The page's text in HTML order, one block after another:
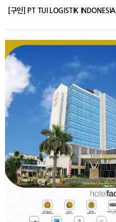
[구인] PT TUI LOGISTIK INDONESIA